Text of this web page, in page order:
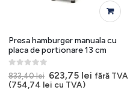
Presa hamburger manuala cu
placa de portionare 13 cm
0out of 5
833,40lei Prețul
inițial
623,75 leiPrețul
fără TVA
(754,74 lei cu TVA)